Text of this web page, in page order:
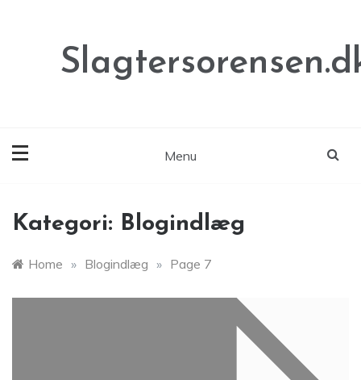
Menu
Kategori: Blogindlæg
Home » Blogindlæg » Page 7